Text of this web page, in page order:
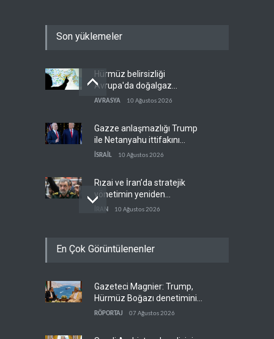
Son yüklemeler
Hürmüz belirsizliği
Avrupa'da doğalgaz
fiyatlarını artırdı
AVRASYA 10 Ağustos 2026
Gazze anlaşmazlığı Trump
ile Netanyahu ittifakını
sınava tabi tutuyor
İSRAİL 10 Ağustos 2026
Rızai ve İran’da stratejik
yönetimin yeniden
yapılanması
İRAN 10 Ağustos 2026
başladı
BBC: İsrail, arkeolojiyi işgal
silahına dönüştürüyor
10 Ağustos 2026
En Çok Görüntülenenler
Gazeteci Magnier: Trump,
Hürmüz Boğazı denetimini
doğrudan İran ve Umman'a
RÖPORTAJ 07 Ağustos 2026